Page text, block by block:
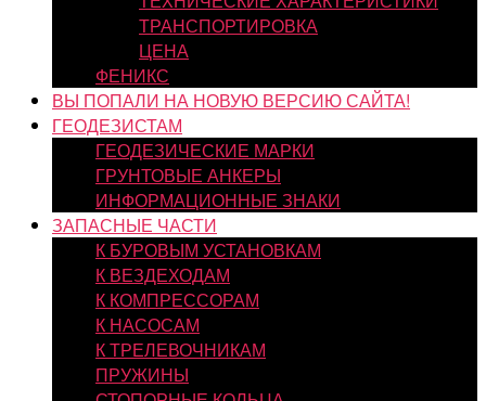
ТРАНСПОРТИРОВКА
ЦЕНА
ФЕНИКС
ВЫ ПОПАЛИ НА НОВУЮ ВЕРСИЮ САЙТА!
ГЕОДЕЗИСТАМ
ГЕОДЕЗИЧЕСКИЕ МАРКИ
ГРУНТОВЫЕ АНКЕРЫ
ИНФОРМАЦИОННЫЕ ЗНАКИ
ЗАПАСНЫЕ ЧАСТИ
К БУРОВЫМ УСТАНОВКАМ
К ВЕЗДЕХОДАМ
К КОМПРЕССОРАМ
К НАСОСАМ
К ТРЕЛЕВОЧНИКАМ
ПРУЖИНЫ